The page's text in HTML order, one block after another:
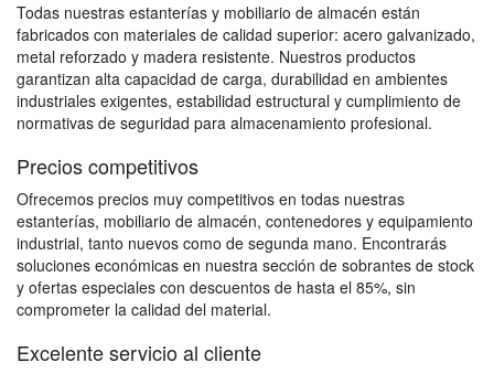
Todas nuestras estanterías y mobiliario de almacén están
fabricados con materiales de calidad superior: acero galvanizado,
metal reforzado y madera resistente. Nuestros productos
garantizan alta capacidad de carga, durabilidad en ambientes
industriales exigentes, estabilidad estructural y cumplimiento de
normativas de seguridad para almacenamiento profesional.
Precios competitivos
Ofrecemos precios muy competitivos en todas nuestras
estanterías, mobiliario de almacén, contenedores y equipamiento
industrial, tanto nuevos como de segunda mano. Encontrarás
soluciones económicas en nuestra sección de sobrantes de stock
y ofertas especiales con descuentos de hasta el 85%, sin
comprometer la calidad del material.
Excelente servicio al cliente